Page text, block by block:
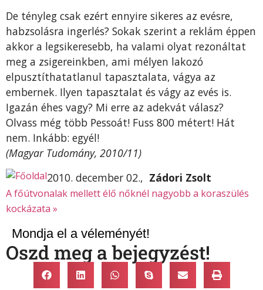
De tényleg csak ezért ennyire sikeres az evésre,
habzsolásra ingerlés? Sokak szerint a reklám éppen
akkor a legsikeresebb, ha valami olyat rezonáltat
meg a zsigereinkben, ami mélyen lakozó
elpusztíthatatlanul tapasztalata, vágya az
embernek. Ilyen tapasztalat és vágy az evés is.
Igazán éhes vagy? Mi erre az adekvát válasz?
Olvass még több Pessoát! Fuss 800 métert! Hát
nem. Inkább: egyél!
(Magyar Tudomány, 2010/11)
2010. december 02., Zádori Zsolt
A főútvonalak mellett élő nőknél nagyobb a koraszülés
kockázata »
Mondja el a véleményét!
Oszd meg a bejegyzést!